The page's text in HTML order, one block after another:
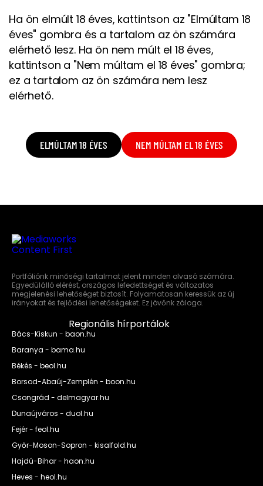
Ha ön elmúlt 18 éves, kattintson az "Elmúltam 18
éves" gombra és a tartalom az ön számára
elérhető lesz. Ha ön nem múlt el 18 éves,
kattintson a "Nem múltam el 18 éves" gombra;
ez a tartalom az ön számára nem lesz
elérhető.
ELMÚLTAM 18 ÉVES NEM MÚLTAM EL 18 ÉVES
Portfóliónk minőségi tartalmat jelent minden olvasó számára.
Egyedülálló elérést, országos lefedettséget és változatos
megjelenési lehetőséget biztosít. Folyamatosan keressük az új
irányokat és fejlődési lehetőségeket. Ez jövőnk záloga.
Regionális hírportálok
Bács-Kiskun - baon.hu
Baranya - bama.hu
Békés - beol.hu
Borsod-Abaúj-Zemplén - boon.hu
Csongrád - delmagyar.hu
Dunaújváros - duol.hu
Fejér - feol.hu
Győr-Moson-Sopron - kisalfold.hu
Hajdú-Bihar - haon.hu
Heves - heol.hu